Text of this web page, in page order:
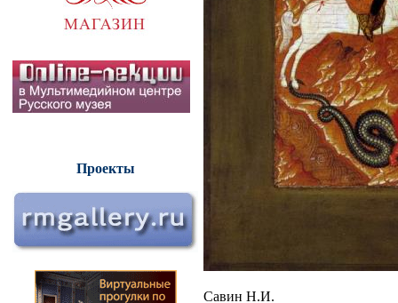
Проекты
Савин Н.И.